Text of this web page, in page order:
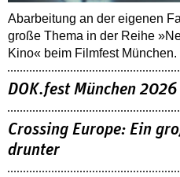
Abarbeitung an der eigenen
große Thema in der Reihe
Kino« beim Filmfest München.
DOK.fest München 2026
Crossing Europe: Ein
drunter